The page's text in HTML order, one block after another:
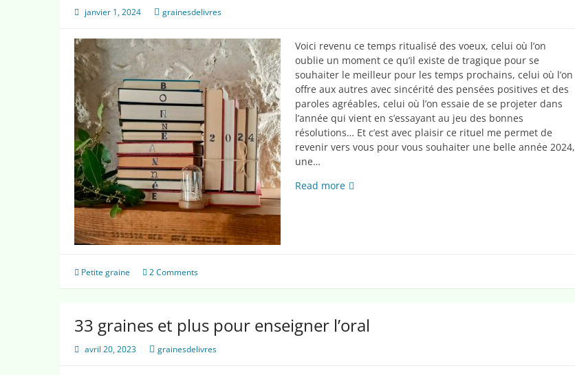
janvier 1, 2024 grainesdelivres
Voici revenu ce temps ritualisé des voeux, celui où l’on
oublie un moment ce qu’il existe de tragique pour se
souhaiter le meilleur pour les temps prochains, celui où l’on
offre aux autres avec sincérité des pensées positives et des
paroles agréables, celui où l’on essaie de se projeter dans
l’année qui vient en s’essayant au jeu des bonnes
résolutions… Et c’est avec plaisir ce rituel me permet de
revenir vers vous pour vous souhaiter une belle année 2024,
une…
Read moreBonne
Petite graine 2 Comments
33 graines et plus pour enseigner l’oral
avril 20, 2023 grainesdelivres